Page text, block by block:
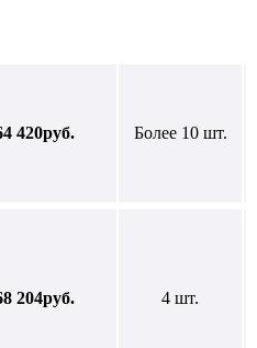
420руб. Более 10 шт.
204руб. 4 шт.